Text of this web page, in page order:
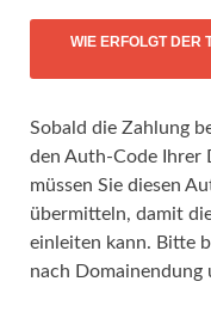
WIE ERFOLGT DER
Sobald die Zahlung
den Auth-Code Ihrer
müssen Sie diesen
übermitteln, damit
einleiten kann. Bitte
nach Domainendung